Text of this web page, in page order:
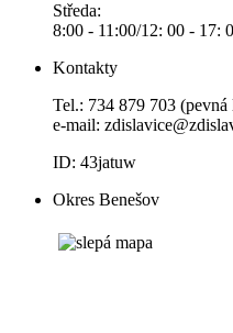
Středa:
8:00 - 11:00/12: 00 - 17:
Kontakty
Tel.: 734 879 703 (pevná
e-mail:
ID: 43jatuw
Okres Benešov